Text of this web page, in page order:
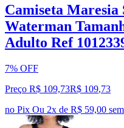
Camiseta Maresia
Waterman
Adulto Ref
7% OFF
Preço R$ 109,73R$ 109,73
no Pix Ou 2x de R$ 59,00